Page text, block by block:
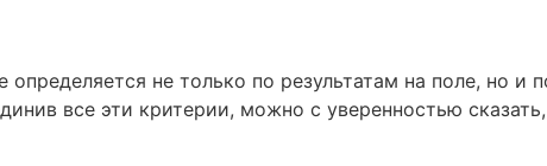
не только по результатам на поле, но и
все эти критерии, можно с уверенностью